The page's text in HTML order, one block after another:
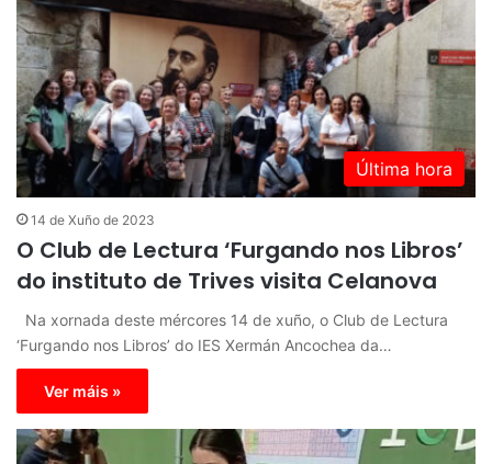
Última hora
14 de Xuño de 2023
O Club de Lectura ‘Furgando nos Libros’
do instituto de Trives visita Celanova
Na xornada deste mércores 14 de xuño, o Club de Lectura
‘Furgando nos Libros’ do IES Xermán Ancochea da…
Ver máis »